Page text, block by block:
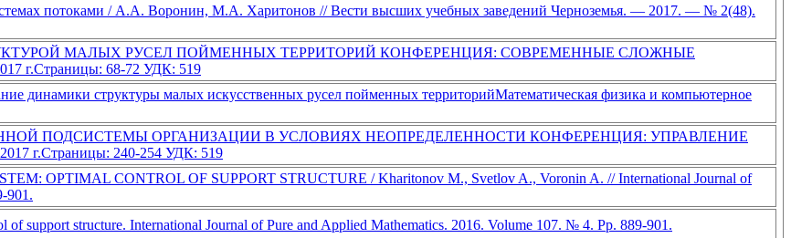
стемах потоками / А.А. Воронин, М.А. Харитонов // Вести высших учебных заведений Черноземья. — 2017. — № 2(48).
МАЛЫХ РУСЕЛ ПОЙМЕННЫХ ТЕРРИТОРИЙ КОНФЕРЕНЦИЯ: СОВРЕМЕННЫЕ СЛОЖНЫЕ
г.Страницы: 68-72 УДК: 519
динамики структуры малых искусственных русел пойменных территорийМатематическая физика и компьютерное
ПОДСИСТЕМЫ ОРГАНИЗАЦИИ В УСЛОВИЯХ НЕОПРЕДЕЛЕННОСТИ КОНФЕРЕНЦИЯ: УПРАВЛЕНИЕ
г.Страницы: 240-254 УДК: 519
OPTIMAL CONTROL OF SUPPORT STRUCTURE / Kharitonov M., Svetlov A., Voronin A. // International Journal of
901.
of support structure. International Journal of Pure and Applied Mathematics. 2016. Volume 107. № 4. Pp. 889-901.